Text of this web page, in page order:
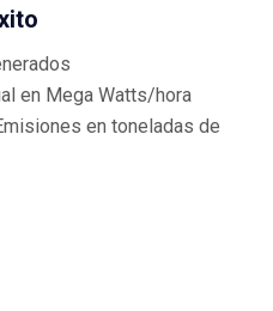
en Mega Watts/hora
en toneladas de